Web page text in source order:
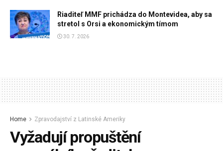
Riaditeľ MMF prichádza do Montevidea, aby sa
stretol s Orsi a ekonomickým tímom
30. 7. 2026
Home Zpravodajství z Latinské Ameriky
Vyžadují propuštění